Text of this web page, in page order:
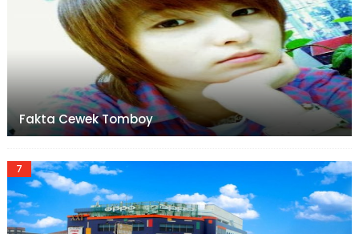
Fakta Cewek Tomboy